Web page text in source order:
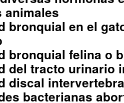
animales
bronquial en el
bronquial felina o
del tracto urinario
discal
bacterianas